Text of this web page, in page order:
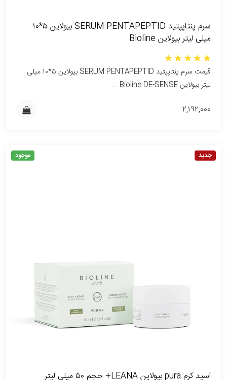
سرم پنتاپپتید SERUM PENTAPEPTID بیولاین ۵*۱۰
میلی لیتر بیولاین Bioline
قیمت سرم پنتاپپتید SERUM PENTAPEPTID بیولاین ۵*۱۰ میلی
لیتر بیولاین Bioline DE-SENSE ...
۲,۱۹۲,۰۰۰
جدید موجود
اسید کرم pura بیولاین LEANA+ حجم ۵۰ میلی لیتر